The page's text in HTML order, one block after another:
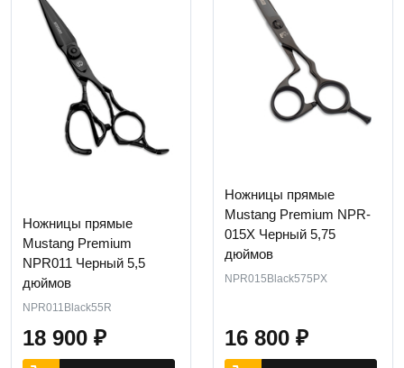
Ножницы прямые
Mustang Premium
NPR011 Черный 5,5
дюймов
NPR011Black55R
18 900 ₽
Ножницы прямые
Mustang Premium NPR-
015X Черный 5,75
дюймов
NPR015Black575PX
16 800 ₽